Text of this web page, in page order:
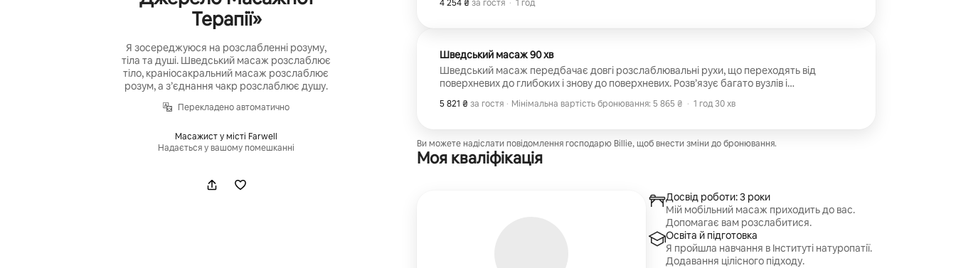
Терапії»
Я зосереджуюся на розслабленні розуму,
тіла та душі. Шведський масаж розслаблює
тіло, краніосакральний масаж розслаблює
розум, а з’єднання чакр розслаблює душу.
Перекладено автоматично
Масажист у місті Farwell
Надається у вашому помешканні
4 254 ₴ за гостя
4 254 ₴ за гостя
, · 1 год
Шведський масаж 90 хв
Шведський масаж передбачає довгі розслаблювальні рухи, що переходять від
поверхневих до глибоких і знову до поверхневих. Розв’язує багато вузлів і
систему. Допомагає покращити обмін речовин, імунну відповідь та процес
5 821 ₴ за гостя
5 821 ₴ за гостя · Мінімальна вартість бронювання: 5 865 ₴
, · 1 год 30 хв
Ви можете надіслати повідомлення господарю Billie, щоб внести зміни до бронювання.
Моя кваліфікація
Досвід роботи: 3 роки
Мій мобільний масаж приходить до вас.
Допомагає вам розслабитися.
Освіта й підготовка
Я пройшла навчання в Інституті натуропатії.
Додавання цілісного підходу.